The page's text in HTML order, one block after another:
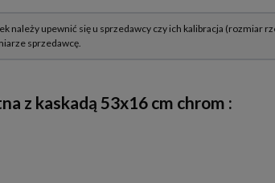
z kaskadą 53x16 cm chrom :